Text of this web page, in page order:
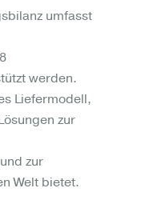
umfasst
werden.
Liefermodell,
zur
zur
Welt bietet.